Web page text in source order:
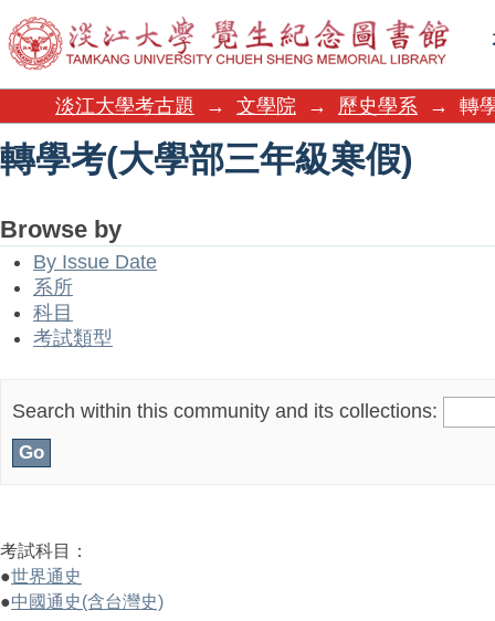
轉學考(大學部三年級寒假)
淡江大學考古題 → 文學院 → 歷史學系 → 轉
轉學考(大學部三年級寒假)
Browse by
By Issue Date
系所
科目
考試類型
Search within this community and its collections:
考試科目：
●世界通史
●中國通史(含台灣史)